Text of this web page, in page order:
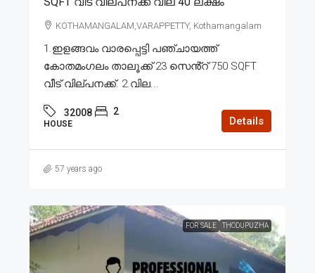
KOTHAMANGALAM,VARAPPETTY, Kothamangalam
1.ഇളങ്ങവം വാരപ്പെട്ടി പഞ്ചായത്ത്
കോതമംഗലം താലൂക്ക് 23 സെൻ്റ് 750 SQFT
വീട് വില്പനക്ക്. 2.വില...
32008 2
HOUSE Details
57 years ago
FOR SALE THODUPUZHA